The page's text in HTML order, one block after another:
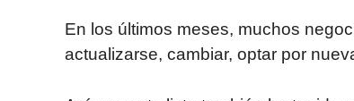
En los últimos meses, muchos
actualizarse, cambiar, optar por